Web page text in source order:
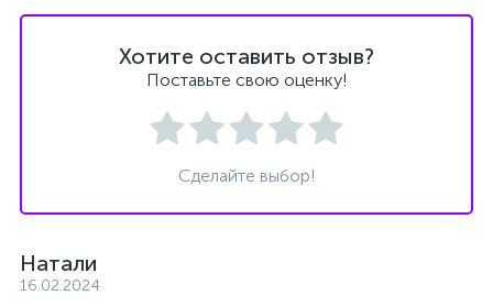
Хотите оставить отзыв?
Поставьте свою оценку!
Сделайте выбор!
Натали
16.02.2024